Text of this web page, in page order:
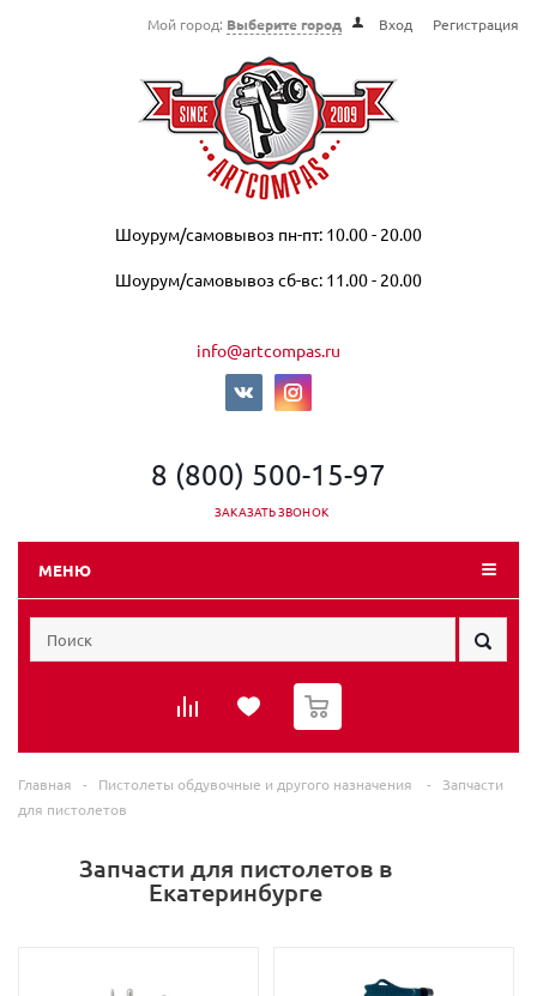
Мой город: Выберите город Вход Регистрация
Шоурум/самовывоз пн-пт: 10.00 - 20.00
Шоурум/самовывоз сб-вс: 11.00 - 20.00
info@artcompas.ru
8 (800) 500-15-97
ЗАКАЗАТЬ ЗВОНОК
МЕНЮ
0
Главная - Пистолеты обдувочные и другого назначения -
Запчасти
для пистолетов
Запчасти для пистолетов в
Екатеринбурге